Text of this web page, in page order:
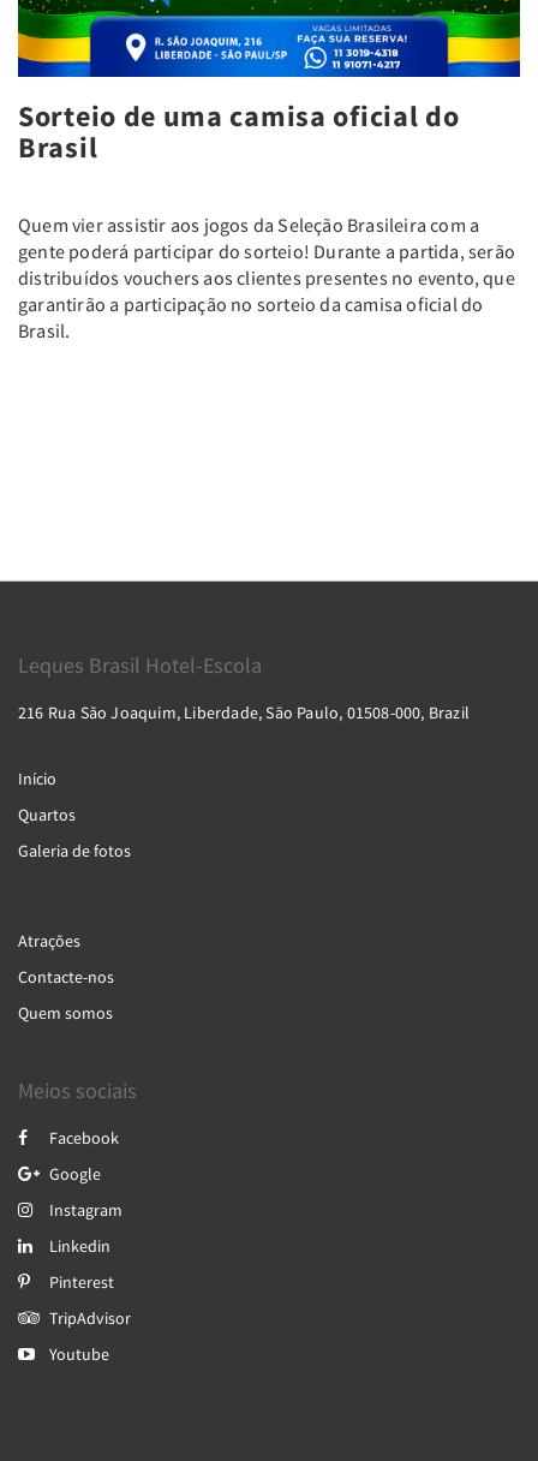
Sorteio de uma camisa oficial do
Brasil
Quem vier assistir aos jogos da Seleção Brasileira com a
gente poderá participar do sorteio! Durante a partida, serão
distribuídos vouchers aos clientes presentes no evento, que
garantirão a participação no sorteio da camisa oficial do
Brasil.
Leques Brasil Hotel-Escola
216 Rua São Joaquim, Liberdade, São Paulo, 01508-000, Brazil
Início
Quartos
Galeria de fotos
Atrações
Contacte-nos
Quem somos
Meios sociais
Facebook
Google
Instagram
Linkedin
Pinterest
TripAdvisor
Youtube